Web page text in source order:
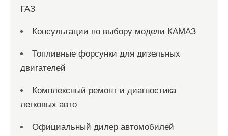
ГАЗ
Консультации по выбору модели КАМАЗ
Топливные форсунки для дизельных
двигателей
Комплексный ремонт и диагностика
легковых авто
Официальный дилер автомобилей